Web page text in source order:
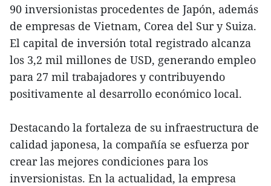
90 inversionistas procedentes de Japón, además
de empresas de Vietnam, Corea del Sur y Suiza.
El capital de inversión total registrado alcanza
los 3,2 mil millones de USD, generando empleo
para 27 mil trabajadores y contribuyendo
positivamente al desarrollo económico local.
Destacando la fortaleza de su infraestructura de
calidad japonesa, la compañía se esfuerza por
crear las mejores condiciones para los
inversionistas. En la actualidad, la empresa